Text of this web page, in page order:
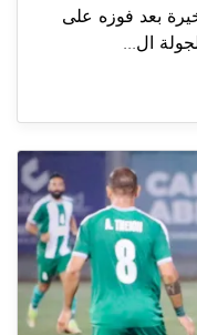
بعد فوزه على